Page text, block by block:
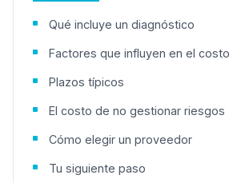
Qué incluye un diagnóstico
Factores que influyen en el costo
Plazos típicos
El costo de no gestionar riesgos
Cómo elegir un proveedor
Tu siguiente paso